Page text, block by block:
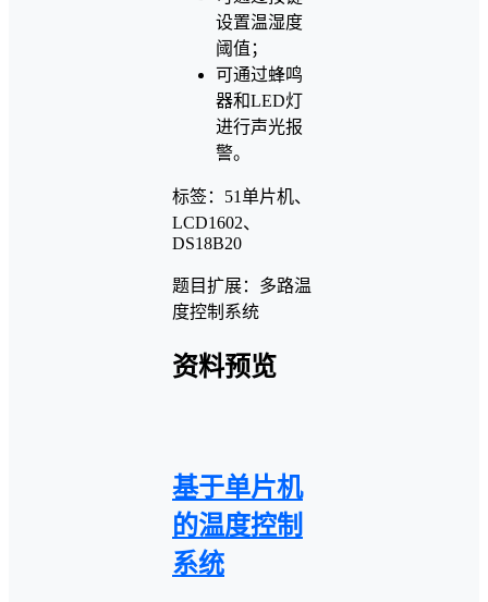
设置温湿度
阈值；
可通过蜂鸣
器和LED灯
进行声光报
警。
标签：51单片机、
LCD1602、
DS18B20
题目扩展：多路温
度控制系统
资料预览
基于单片机
的温度控制
系统